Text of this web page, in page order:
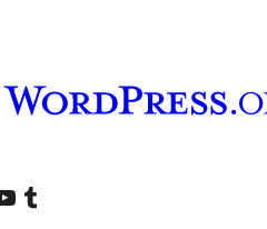
kontu
mūsu YouTube kanālu
Apmeklējiet mūsu Tumblr kontu